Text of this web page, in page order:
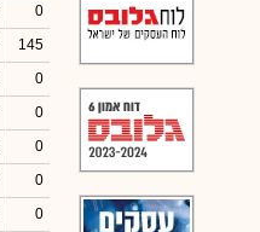
0
145
0
0
0
0
0